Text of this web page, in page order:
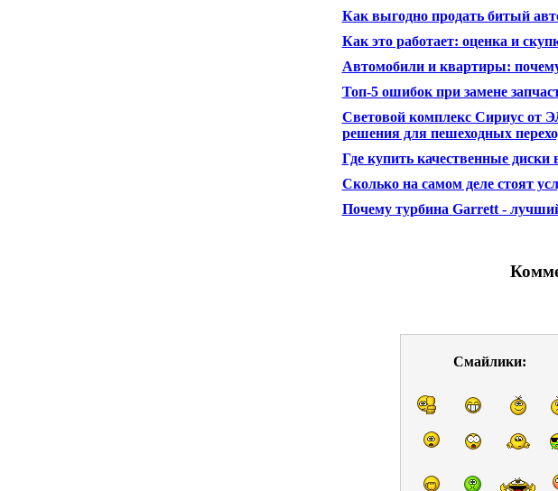
Как выгодно продать битый
Как это работает: оценка и
Автомобили и квартиры:
Топ-5 ошибок при замене
Световой комплекс Сириус от
решения для пешеходных
Где купить качественные диски
Сколько на самом деле стоят
Почему турбина Garrett -
Смайлики: